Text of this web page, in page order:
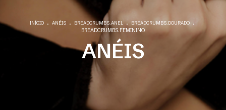
INÍCIO . ANÉIS . BREADCRUMBS.ANEL . BREADCRUMBS.DOURADO .
BREADCRUMBS.FEMININO
ANÉIS